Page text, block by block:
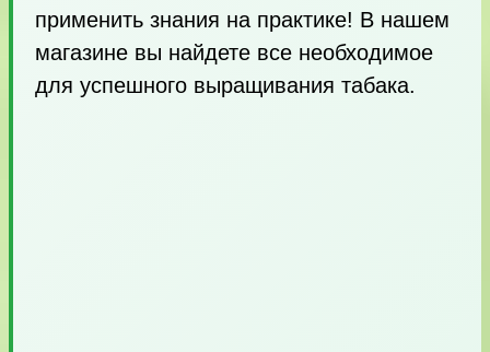
применить знания на практике! В нашем
магазине вы найдете все необходимое
для успешного выращивания табака.